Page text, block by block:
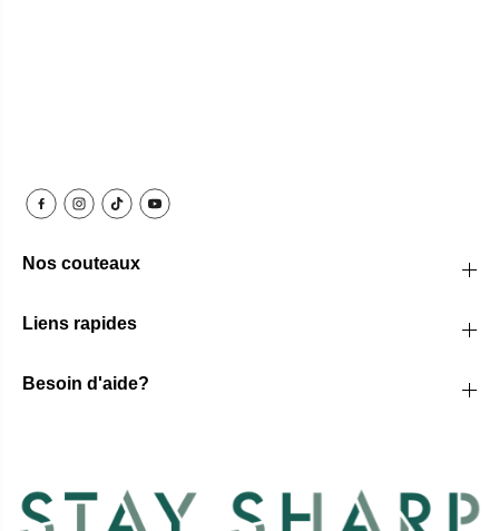
Nos couteaux
Liens rapides
Besoin d'aide?